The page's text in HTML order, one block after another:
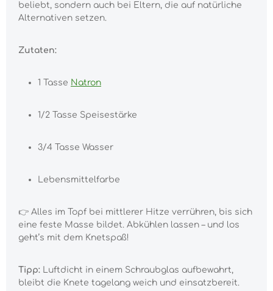
beliebt, sondern auch bei Eltern, die auf natürliche
Alternativen setzen.
Zutaten:
1 Tasse Natron
1/2 Tasse Speisestärke
3/4 Tasse Wasser
Lebensmittelfarbe
👉 Alles im Topf bei mittlerer Hitze verrühren, bis sich
eine feste Masse bildet. Abkühlen lassen – und los
geht’s mit dem Knetspaß!
Tipp: Luftdicht in einem Schraubglas aufbewahrt,
bleibt die Knete tagelang weich und einsatzbereit.